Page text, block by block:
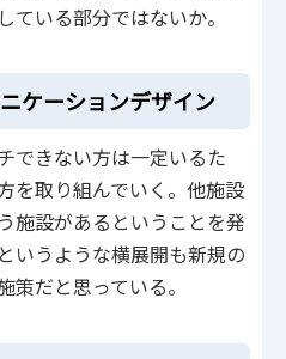
ている部分ではないか。
ケーションデザイン
できない方は一定いるた
を取り組んでいく。他施設
施設があるということを発
いうような横展開も新規の
だと思っている。